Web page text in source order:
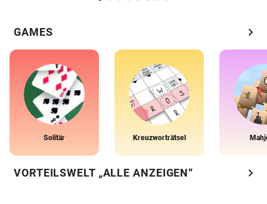
GAMES chevron_right
Solitär Kreuzworträtsel
VORTEILSWELT „ALLE ANZEIGEN“ chevron_right